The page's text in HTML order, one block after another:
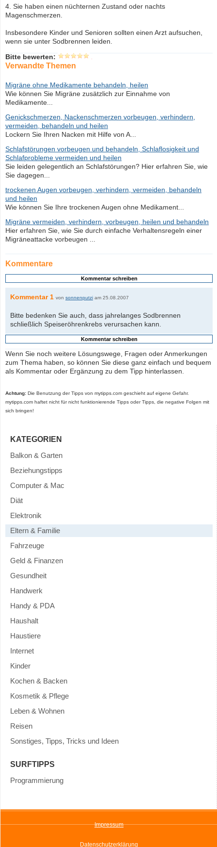
4. Sie haben einen nüchternen Zustand oder nachts
Magenschmerzen.
Insbesondere Kinder und Senioren sollten einen Arzt aufsuchen,
wenn sie unter Sodbrennen leiden.
Bitte bewerten:
Verwandte Themen
Migräne ohne Medikamente behandeln, heilen
Wie können Sie Migräne zusätzlich zur Einnahme von
Medikamente...
Genickschmerzen, Nackenschmerzen vorbeugen, verhindern,
vermeiden, behandeln und heilen
Lockern Sie Ihren Nacken mit Hilfe von A...
Schlafstörungen vorbeugen und behandeln, Schlaflosigkeit und
Schlafprobleme vermeiden und heilen
Sie leiden gelegentlich an Schlafstörungen? Hier erfahren Sie, wie
Sie dagegen...
trockenen Augen vorbeugen, verhindern, vermeiden, behandeln
und heilen
Wie können Sie Ihre trockenen Augen ohne Medikament...
Migräne vermeiden, verhindern, vorbeugen, heilen und behandeln
Hier erfahren Sie, wie Sie durch einfache Verhaltensregeln einer
Migräneattacke vorbeugen ...
Kommentare
Kommentar 1 von sonnenputzi am 25.08.2007
Bitte bedenken Sie auch, dass jahrelanges Sodbrennen
schließlich Speiseröhrenkrebs verursachen kann.
Wenn Sie noch weitere Lösungswege, Fragen oder Anmerkungen
zum Thema haben, so können Sie diese ganz einfach und bequem
als Kommentar oder Ergänzung zu dem Tipp hinterlassen.
Achtung: Die Benutzung der Tipps von mytipps.com geschieht auf eigene Gefahr.
mytipps.com haftet nicht für nicht funktionierende Tipps oder Tipps, die negative Folgen mit
sich bringen!
KATEGORIEN
Balkon & Garten
Beziehungstipps
Computer & Mac
Diät
Elektronik
Eltern & Familie
Fahrzeuge
Geld & Finanzen
Gesundheit
Handwerk
Handy & PDA
Haushalt
Haustiere
Internet
Kinder
Kochen & Backen
Kosmetik & Pflege
Leben & Wohnen
Reisen
Sonstiges, Tipps, Tricks und Ideen
SURFTIPPS
Programmierung
Impressum
Datenschutzerklärung